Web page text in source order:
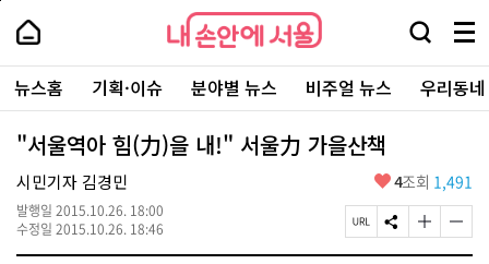
본
로
가
내
손
안
에
서
울
-
서
울
시
대
표
소
내
손
에
울
검
창
열
기
메
뉴
전
체
보
주
요
서
뉴스홈 기획·이슈 분야별 뉴스 비주얼 뉴스 우리동
"서울역아 힘(力)을 내!" 서울力 가을산책
시민기자 김경민
발행일 2015.10.26. 18:00
수정일 2015.10.26. 18:46
좋
요
4조회 1,491
페
이
S
N
글
자
글
자
페
상
단
로